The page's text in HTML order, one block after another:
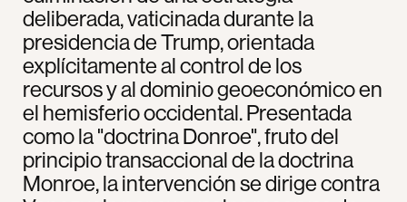
deliberada, vaticinada durante la
presidencia de Trump, orientada
explícitamente al control de los
recursos y al dominio geoeconómico en
el hemisferio occidental. Presentada
como la "doctrina Donroe", fruto del
principio transaccional de la doctrina
Monroe, la intervención se dirige contra